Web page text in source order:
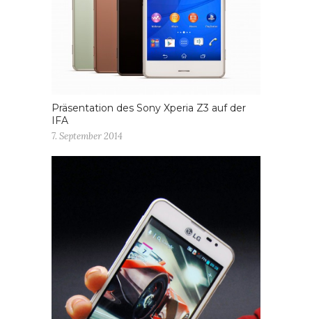
Präsentation des Sony Xperia Z3 auf der
IFA
7. September 2014